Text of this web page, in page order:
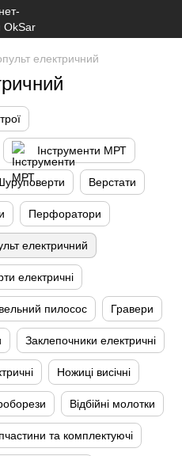
електричний
Інструменти МРТ
Верстати
Перфоратори
електричний
електричні
пилосос Гравери
Заклепочники електричні
Ножиці висічні
Відбійні молотки
та комплектуючі